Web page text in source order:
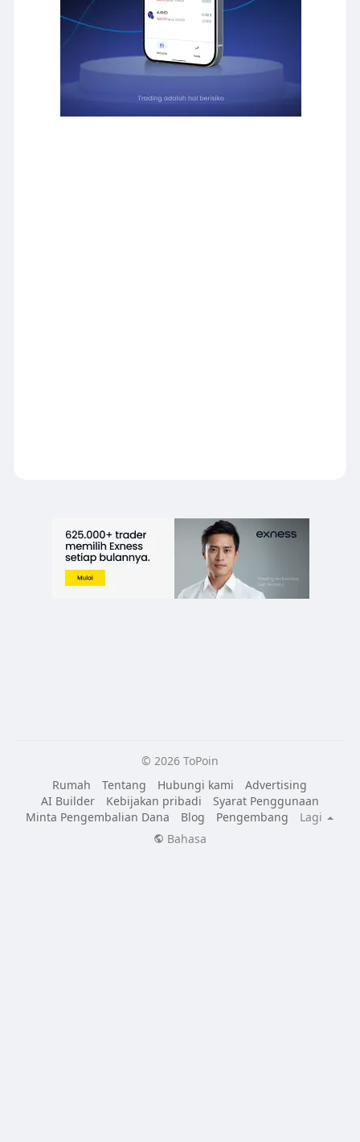
© 2026 ToPoin
Rumah
Tentang Hubungi kami
Advertising
AI Builder
Kebijakan pribadi
Syarat Penggunaan
Minta Pengembalian Dana
Blog Pengembang
Lagi
Bahasa